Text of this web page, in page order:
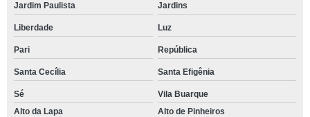
Jardim Paulista Jardins
Liberdade Luz
Pari República
Santa Cecília Santa Efigênia
Sé
Vila Buarque
Alto da Lapa
Alto de Pinheiros